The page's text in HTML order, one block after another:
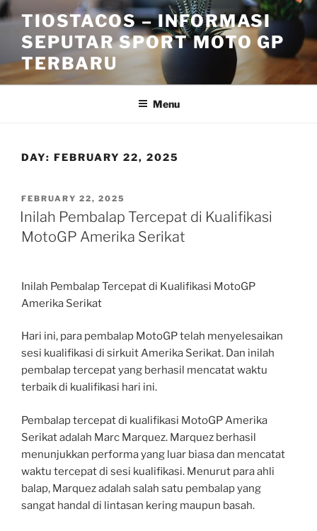
Skip
to
content
TIOSTACOS – INFORMASI
SEPUTAR SPORT MOTO GP
TERBARU
Menu
DAY: FEBRUARY 22, 2025
POSTED
ON
FEBRUARY 22, 2025
Inilah Pembalap Tercepat di Kualifikasi
MotoGP Amerika Serikat
Inilah Pembalap Tercepat di Kualifikasi MotoGP
Amerika Serikat
Hari ini, para pembalap MotoGP telah menyelesaikan
sesi kualifikasi di sirkuit Amerika Serikat. Dan inilah
pembalap tercepat yang berhasil mencatat waktu
terbaik di kualifikasi hari ini.
Pembalap tercepat di kualifikasi MotoGP Amerika
Serikat adalah Marc Marquez. Marquez berhasil
menunjukkan performa yang luar biasa dan mencatat
waktu tercepat di sesi kualifikasi. Menurut para ahli
balap, Marquez adalah salah satu pembalap yang
sangat handal di lintasan kering maupun basah.